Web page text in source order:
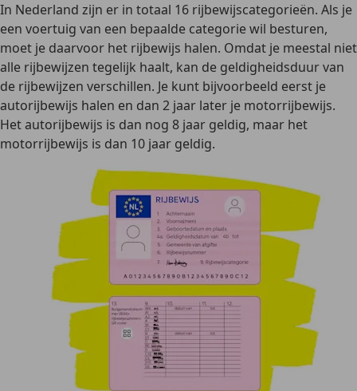
In Nederland zijn er in totaal 16 rijbewijscategorieën. Als je
een voertuig van een bepaalde categorie wil besturen,
moet je daarvoor het rijbewijs halen. Omdat je meestal niet
alle rijbewijzen tegelijk haalt, kan de geldigheidsduur van
de rijbewijzen verschillen. Je kunt bijvoorbeeld eerst je
autorijbewijs halen en dan 2 jaar later je motorrijbewijs.
Het autorijbewijs is dan nog 8 jaar geldig, maar het
motorrijbewijs is dan 10 jaar geldig.